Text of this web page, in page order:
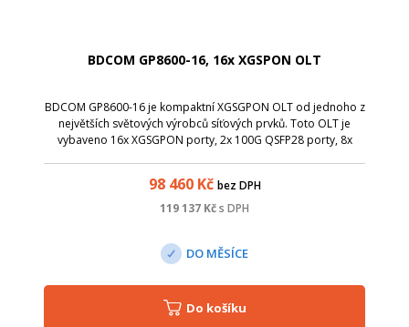
BDCOM GP8600-16, 16x XGSPON OLT
BDCOM GP8600-16 je kompaktní XGSGPON OLT od jednoho z
největších světových výrobců síťových prvků. Toto OLT je
vybaveno 16x XGSGPON porty, 2x 100G QSFP28 porty, 8x
98 460Kč bez DPH
119 137 Kčs DPH
DO MĚSÍCE
Do košíku